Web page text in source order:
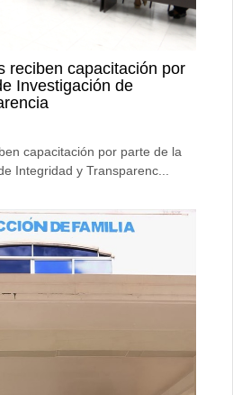
reciben capacitación por
Investigación de
capacitación por parte de la
Integridad y Transparenc...